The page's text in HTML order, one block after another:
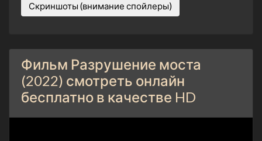
Скриншоты (внимание спойлеры)
Фильм Разрушение моста
(2022) смотреть онлайн
бесплатно в качестве HD